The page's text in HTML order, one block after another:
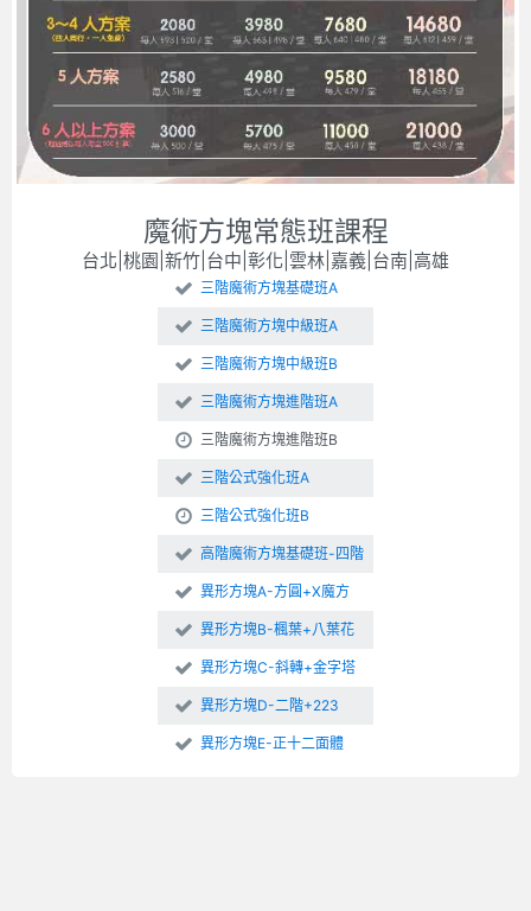
魔術方塊常態班課程
台北|桃園|新竹|台中|彰化|雲林|嘉義|台南|高雄
三階魔術方塊基礎班A
三階魔術方塊中級班A
三階魔術方塊中級班B
三階魔術方塊進階班A
三階魔術方塊進階班B
三階公式強化班A
三階公式強化班B
高階魔術方塊基礎班-四階
異形方塊A-方圓+X魔方
異形方塊B-楓葉+八葉花
異形方塊C-斜轉+金字塔
異形方塊D-二階+223
異形方塊E-正十二面體